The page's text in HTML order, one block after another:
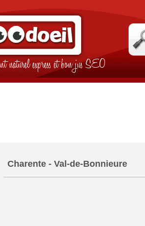
naturel express et bon jus SEO
Charente - Val-de-Bonnieure